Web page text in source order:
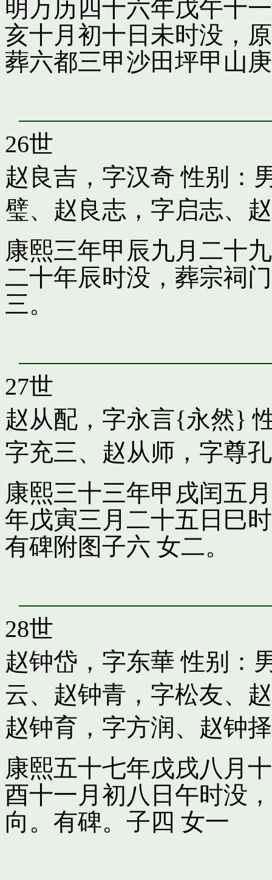
明万历四十六年戊午十
亥十月初十日未时没，
葬六都三甲沙田坪甲山
26世
赵良吉，字汉奇 性别：
璧、 赵良志，字启志、
康熙三年甲辰九月二十
二十年辰时没，葬宗祠
三。
27世
赵从配，字永言{永然}
字充三、 赵从师，字尊孔
康熙三十三年甲戌闰五
年戊寅三月二十五日巳
有碑附图子六 女二。
28世
赵钟岱，字东華 性别：
云、 赵钟青，字松友、
赵钟育，字方润 、 赵钟
康熙五十七年戊戌八月
酉十一月初八日午时没
向。有碑。子四 女一